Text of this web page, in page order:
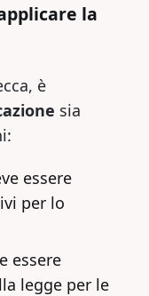
la
è
sia
essere
per lo
essere
legge per le